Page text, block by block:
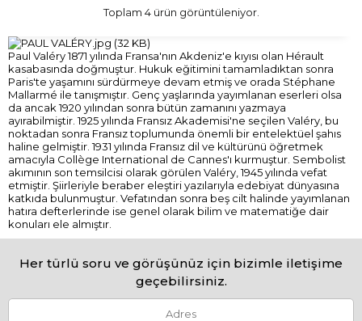
Toplam 4 ürün görüntüleniyor.
Paul Valéry 1871 yılında Fransa'nın Akdeniz'e kıyısı olan Hérault
kasabasında doğmuştur. Hukuk eğitimini tamamladıktan sonra
Paris'te yaşamını sürdürmeye devam etmiş ve orada Stéphane
Mallarmé ile tanışmıştır. Genç yaşlarında yayımlanan eserleri olsa
da ancak 1920 yılından sonra bütün zamanını yazmaya
ayırabilmiştir. 1925 yılında Fransız Akademisi'ne seçilen Valéry, bu
noktadan sonra Fransız toplumunda önemli bir entelektüel şahıs
haline gelmiştir. 1931 yılında Fransız dil ve kültürünü öğretmek
amacıyla Collège International de Cannes'ı kurmuştur. Sembolist
akımının son temsilcisi olarak görülen Valéry, 1945 yılında vefat
etmiştir. Şiirleriyle beraber eleştiri yazılarıyla edebiyat dünyasına
katkıda bulunmuştur. Vefatından sonra beş cilt halinde yayımlanan
hatıra defterlerinde ise genel olarak bilim ve matematiğe dair
konuları ele almıştır.
Her türlü soru ve görüşünüz için bizimle iletişime
geçebilirsiniz.
Adres